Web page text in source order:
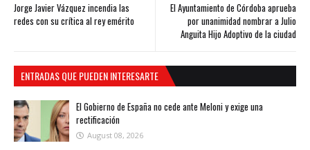
El Ayuntamiento de Córdoba aprueba
por unanimidad nombrar a Julio
Anguita Hijo Adoptivo de la ciudad
Jorge Javier Vázquez incendia las
redes con su crítica al rey emérito
ENTRADAS QUE PUEDEN INTERESARTE
El Gobierno de España no cede ante Meloni y exige una
rectificación
August 08, 2026